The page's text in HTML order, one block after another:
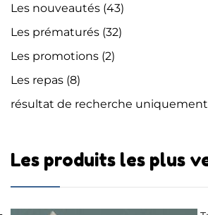
Les nouveautés (43)
Les prématurés (32)
Les promotions (2)
Les repas (8)
résultat de recherche uniquement
Les produits les plus